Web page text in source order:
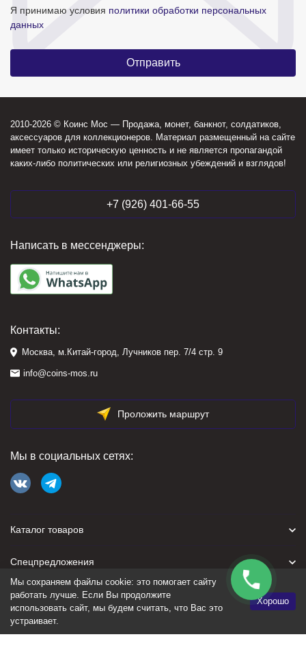
Я принимаю условия политики обработки персональных
данных
2010-2026 © Коинс Мос — Продажа, монет, банкнот, солдатиков,
аксессуаров для коллекционеров. Материал размещенный на сайте
имеет только историческую ценность и не является пропагандой
каких-либо политических или религиозных убеждений и взглядов!
+7 (926) 401-66-55
Написать в мессенджеры:
Контакты:
Москва, м.Китай-город, Лучников пер. 7/4 стр. 9
info@coins-mos.ru
Проложить маршрут
Мы в социальных сетях:
Каталог товаров
Спецпредложения
Для покупателя
Политика персональных данных
Мы сохраняем файлы cookie: это помогает сайту
работать лучше. Если Вы продолжите
использовать сайт, мы будем считать, что Вас это
устраивает.
Хорошо